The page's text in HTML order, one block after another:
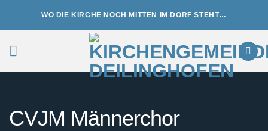
WO DIE KIRCHE NOCH MITTEN IM DORF STEHT…
CVJM Männerchor